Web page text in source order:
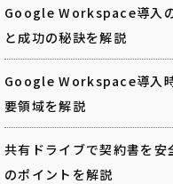
Google Workspace導入
と成功の秘訣を解説
Google Workspace導入
要領域を解説
共有ドライブで契約書を
のポイントを解説